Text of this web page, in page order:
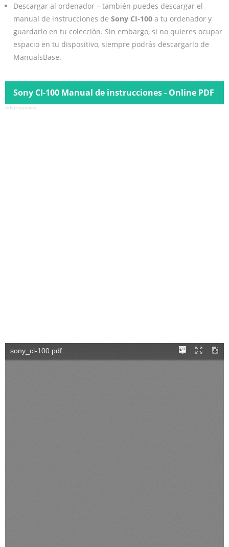
Descargar al ordenador – también puedes descargar el
manual de instrucciones de Sony CI-100a tu ordenador y
guardarlo en tu colección. Sin embargo, si no quieres ocupar
espacio en tu dispositivo, siempre podrás descargarlo de
ManualsBase.
Sony CI-100 Manual de instrucciones - Online PDF
Advertisement